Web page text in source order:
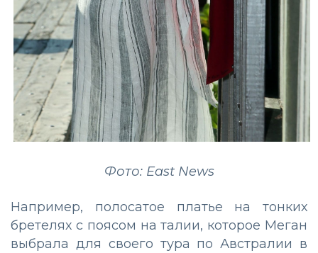
Фото: East News
Например, полосатое платье на тонких
бретелях с поясом на талии, которое Меган
выбрала для своего тура по Австралии в